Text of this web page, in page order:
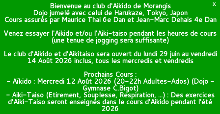
X
Bienvenue au club d'Aikido de Morangis
Dojo jumelé avec celui de Harukaze, Tokyo, Japon
Cours assurés par Maurice Thai 6e Dan et Jean-Marc Dehais 4e Dan
Venez essayer l'Aikido et/ou l'Aiki-taiso pendant les heures de cours
(une tenue de jogging sera suffisante)
Le club d'Aikido et d'Aikitaiso sera ouvert du lundi 29 juin au vendredi
14 Août 2026 inclus, tous les mercredis et vendredis
Prochains Cours :
- Aïkido : Mercredi 12 Août 2026 (20-22h Adultes-Ados) (Dojo -
Gymnase C.Bigot)
- Aiki-Taiso (Etirement, Souplesse, Respiration, ...) : Des exercices
d'Aiki-Taiso seront enseignés dans le cours d'Aikido pendant l'été
2026